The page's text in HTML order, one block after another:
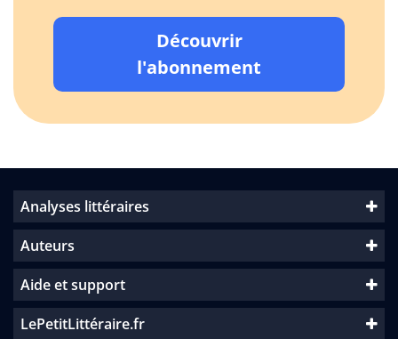
Découvrir
l'abonnement
Analyses littéraires
Auteurs
Aide et support
LePetitLittéraire.fr